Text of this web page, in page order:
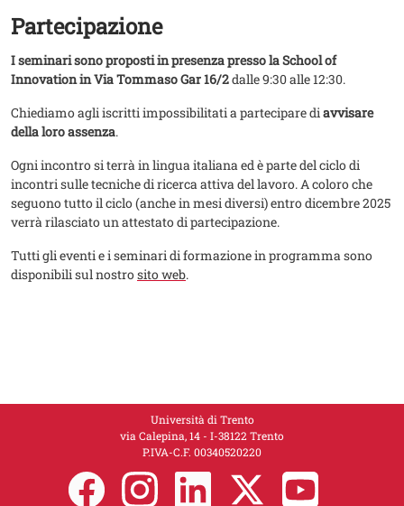
Partecipazione
I seminari sono proposti in presenza presso la School of
Innovation in Via Tommaso Gar 16/2dalle 9:30 alle 12:30.
Chiediamo agli iscritti impossibilitati a partecipare diavvisare
della loro assenza.
Ogni incontro si terrà in lingua italiana ed è parte del ciclo di
incontri sulle tecniche di ricerca attiva del lavoro. A coloro che
seguono tutto il ciclo (anche in mesi diversi) entro dicembre 2025
verrà rilasciato un attestato di partecipazione.
Tutti gli eventi e i seminari di formazione in programma sono
disponibili sul nostrosito web.
Università di Trento
via Calepina, 14 - I-38122 Trento
P.IVA-C.F. 00​3​40520220